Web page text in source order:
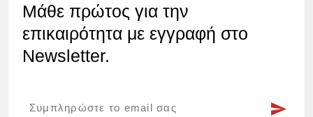
Μάθε πρώτος για την
επικαιρότητα με εγγραφή στο
Newsletter.